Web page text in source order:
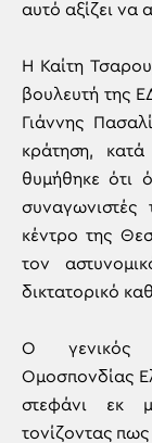
αυτό αξίζει να
Η Καίτη
βουλευτή της
Γιάννης
κράτηση,
θυμήθηκε ότι
συναγωνιστές
κέντρο της
τον
δικτατορικό
Ο γενικός
Ομοσπονδίας
στεφάνι εκ
τονίζοντας